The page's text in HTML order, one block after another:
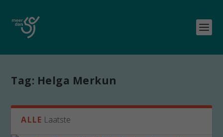
Tag: Helga Merkun
ALLE Laatste